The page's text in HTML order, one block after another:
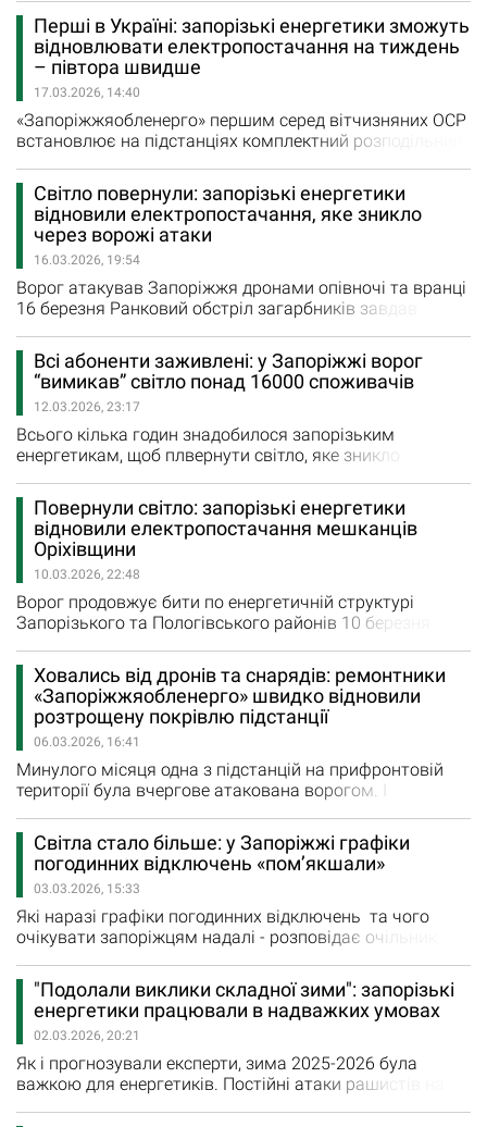
рашистської атаки на енергооб'єкт компанії один із
працівників зазнав поранень. Попередній діагноз
лікарів: мінно-вибухова травма, осколкові поранення
спини. Постраждалий доправлений до лікарні, його
стан…
Перші в Україні: запорізькі енергетики зможуть
відновлювати електропостачання на тиждень
– півтора швидше
17.03.2026, 14:40
«Запоріжжяобленерго» першим серед вітчизняних ОСР
встановлює на підстанціях комплектний розподільний
виготовлений за розробленим власними силами
проєктом. "Систематичні удари ворога по наших
підстанціях спричиняють пошкодження встановленого
там обладнання. Про трансформатори – «серце»…
Світло повернули: запорізькі енергетики
відновили електропостачання, яке зникло
через ворожі атаки
16.03.2026, 19:54
Ворог атакував Запоріжжя дронами опівночі та вранці
16 березня Ранковий обстріл загарбників завдав
залишивши без світла понад 7,5 тисячі споживачів. Ще
близько 30 приватних будинків були знеструмлені в
іншому районі міста через ворожу атаку наприкінці
минулої доби. "Одразу розпочати відновлювальні…
Всі абоненти заживлені: у Запоріжжі ворог
“вимикав” світло понад 16000 споживачів
12.03.2026, 23:17
Всього кілька годин знадобилося запорізьким
енергетикам, щоб плвернути світло, яке зникло
по місту близько 17 години. Як повідомляв голова
Запорізької обласної державної адміністрації Іван
Федоров, внаслідок ворожого удару: без
електропостачання залишилися 15 958 побутових
абонентів та 38 юридичних споживачів.…
Повернули світло: запорізькі енергетики
відновили електропостачання мешканців
Оріхівщини
10.03.2026, 22:48
Ворог продовжує бити по енергетичній структурі
Запорізького та Пологівського районів 10 березня
електропостачання залишилися Кушугум і частина
селища Балабине. І напередодні ввечері загарбники
вчергове обстріляли громади Запорізького району.
"Внаслідок ворожої атаки пошкоджень зазнало й наше
обладнання, були…
Ховались від дронів та снарядів: ремонтники
«Запоріжжяобленерго» швидко відновили
розтрощену покрівлю підстанції
06.03.2026, 16:41
Минулого місяця одна з підстанцій на прифронтовій
території була вчергове атакована ворогом. І
значних пошкоджень. - Ця підстанція забезпечує
електропостачання кількох тисяч родин у
прифронтових громадах. Споруда, про яку йдеться,
захищає обладнання від зовнішніх впливів, у тому
числі погодних, забезпечуючи належні…
Світла стало більше: у Запоріжжі графіки
погодинних відключень «пом’якшали»
03.03.2026, 15:33
Які наразі графіки погодинних відключень та чого
очікувати запоріжцям надалі - розповідає очільник
всю зиму – від середини грудня і до середини лютого –
середня тривалість відсутності електропостачання по
чергах ГПВ складала 13,5 години. Попри всі форс-
мажорні ситуації в Об’єднаній…
"Подолали виклики складної зими": запорізькі
енергетики працювали в надважких умовах
02.03.2026, 20:21
Як і прогнозували експерти, зима 2025-2026 була
важкою для енергетиків. Постійні атаки рашистів на